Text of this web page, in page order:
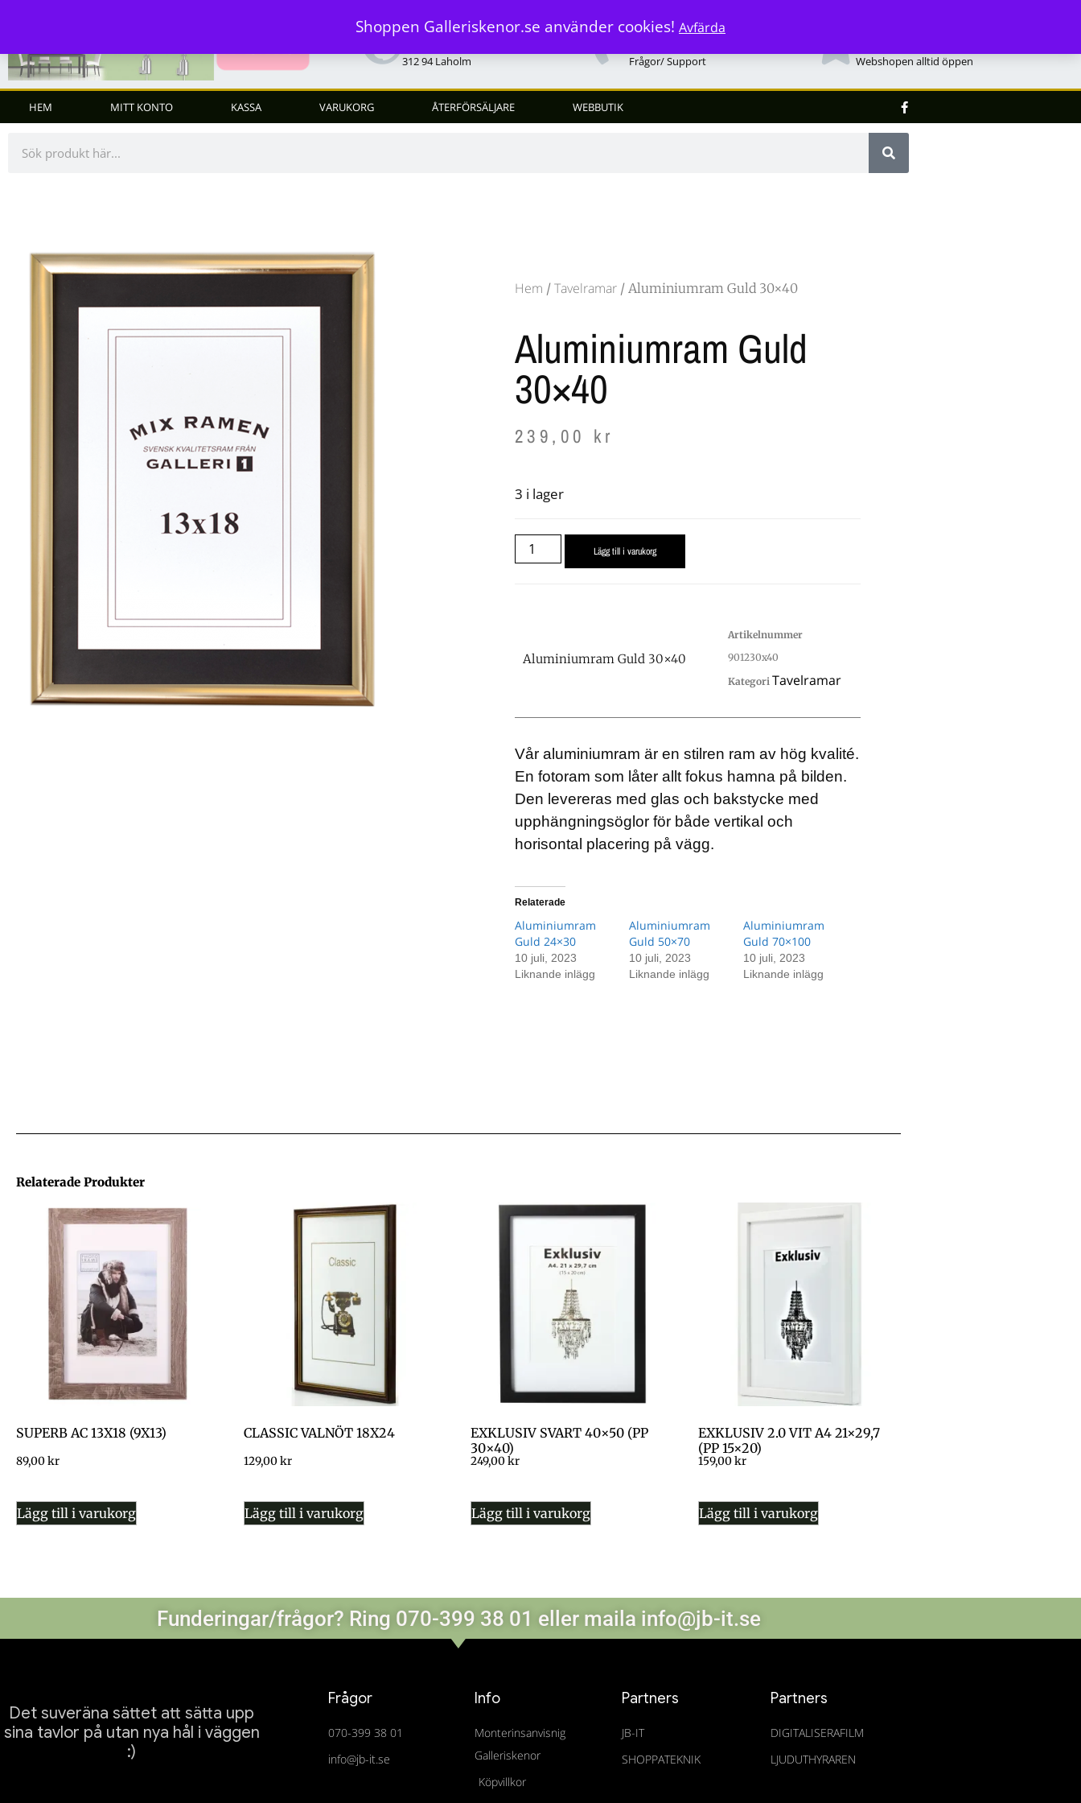
Shoppen Galleriskenor.se använder cookies! Avfärda
Stäme 813
312 94 Laholm
070-399 38 01
Frågor/ Support Webshopen alltid öppen
HEM MITT KONTO KASSA VARUKORG ÅTERFÖRSÄLJARE WEBBUTIK
Hem / Tavelramar / Aluminiumram Guld 30×40
Aluminiumram Guld
30×40
239,00 kr
3 i lager
Lägg till i varukorg
Aluminiumram Guld 30×40
Artikelnummer
901230x40
Kategori Tavelramar
Vår aluminiumram är en stilren ram av hög kvalité.
En fotoram som låter allt fokus hamna på bilden.
Den levereras med glas och bakstycke med
upphängningsöglor för både vertikal och
horisontal placering på vägg.
Relaterade
Aluminiumram
Guld 24×30
10 juli, 2023
Liknande inlägg
Aluminiumram
Guld 50×70
10 juli, 2023
Liknande inlägg
Aluminiumram
Guld 70×100
10 juli, 2023
Liknande inlägg
Relaterade Produkter
SUPERB AC 13X18 (9X13)
89,00kr
Lägg till i varukorg
CLASSIC VALNÖT 18X24
129,00kr
Lägg till i varukorg
EXKLUSIV SVART 40×50 (PP
30×40)
249,00kr
Lägg till i varukorg
EXKLUSIV 2.0 VIT A4 21×29,7
(PP 15×20)
159,00kr
Lägg till i varukorg
Funderingar/frågor? Ring 070-399 38 01 eller maila info@jb-it.se
Det suveräna sättet att sätta upp
sina tavlor på utan nya hål i väggen
:)
Frågor
070-399 38 01
info@jb-it.se
Info
Monterinsanvisnig
Galleriskenor
Köpvillkor
Partners
JB-IT
SHOPPATEKNIK
Partners
DIGITALISERAFILM
LJUDUTHYRAREN